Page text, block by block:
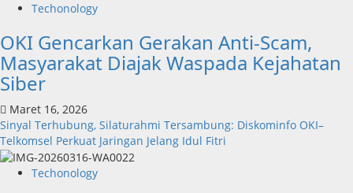
Keuangan
Sumut
Berbuah
Nasional
Techonology
OKI Gencarkan Gerakan Anti-Scam,
Masyarakat Diajak Waspada Kejahatan
Siber
Maret 16, 2026
Sinyal Terhubung, Silaturahmi Tersambung: Diskominfo OKI–
Telkomsel Perkuat Jaringan Jelang Idul Fitri
Techonology